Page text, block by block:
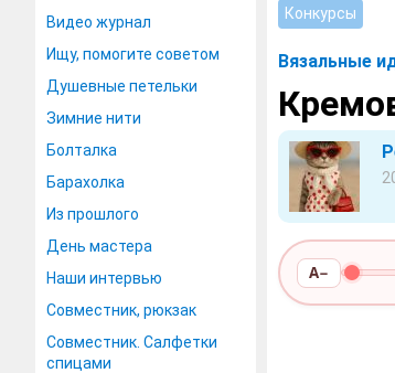
Видео журнал
Ищу, помогите советом
Душевные петельки
Зимние нити
Болталка
Барахолка
Из прошлого
День мастера
Наши интервью
Совместник, рюкзак
Совместник. Салфетки
спицами
Конкурсы
Вязальные
A−